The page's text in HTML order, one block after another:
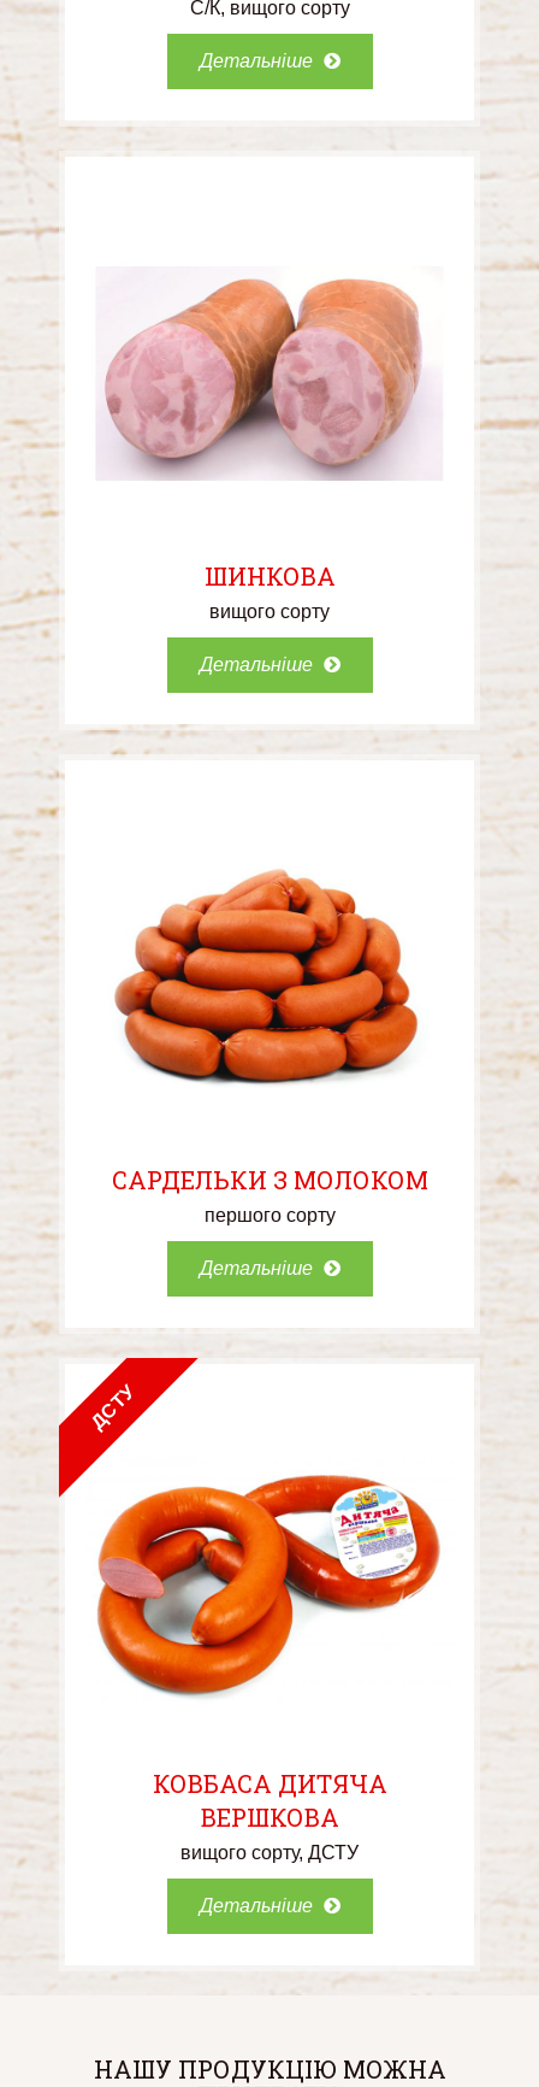
С/К вищого сорту
Детальніше
ШИНКОВА
вищого сорту
Детальніше
САРДЕЛЬКИ З МОЛОКОМ
першого сорту
Детальніше
ДСТУ
КОВБАСА ДИТЯЧА
ВЕРШКОВА
вищого сорту ДСТУ
Детальніше
НАШУ ПРОДУКЦІЮ МОЖНА